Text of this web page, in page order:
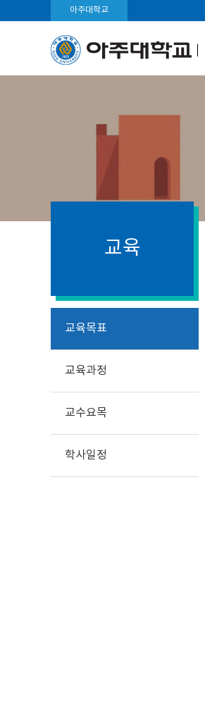
아주대학교
교육
교육목표
교육과정
교수요목
학사일정